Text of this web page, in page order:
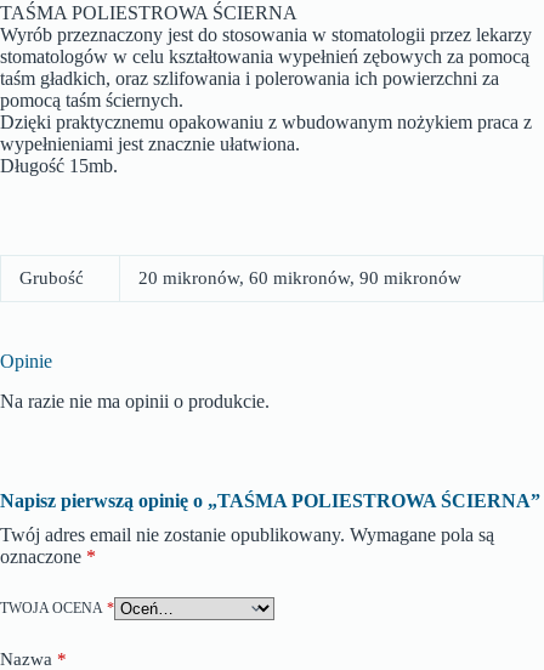
TAŚMA POLIESTROWA ŚCIERNA
Wyrób przeznaczony jest do stosowania w stomatologii przez lekarzy
stomatologów w celu kształtowania wypełnień zębowych za pomocą
taśm gładkich, oraz szlifowania i polerowania ich powierzchni za
pomocą taśm ściernych.
Dzięki praktycznemu opakowaniu z wbudowanym nożykiem praca z
wypełnieniami jest znacznie ułatwiona.
Długość 15mb.
Grubość 20 mikronów, 60 mikronów, 90 mikronów
Opinie
Na razie nie ma opinii o produkcie.
Napisz pierwszą opinię o „TAŚMA POLIESTROWA ŚCIERNA”
Twój adres email nie zostanie opublikowany. Wymagane pola są
oznaczone *
TWOJA OCENA *
Nazwa *